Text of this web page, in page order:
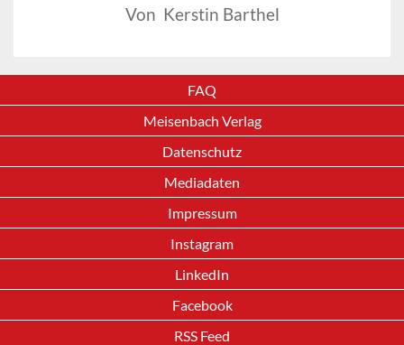
Von Kerstin Barthel
FAQ
Meisenbach Verlag
Datenschutz
Mediadaten
Impressum
Instagram
LinkedIn
Facebook
RSS Feed